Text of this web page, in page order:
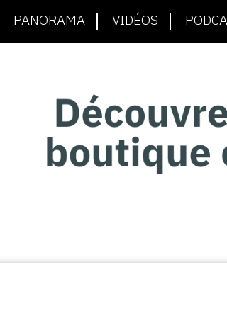
PANORAMA VIDÉOS